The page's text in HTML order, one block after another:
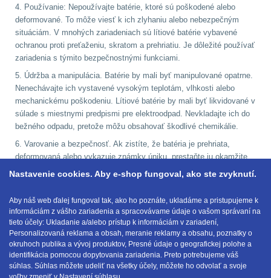
DOPLNKY K
ZBRANIAM(662)
Montáže na zbraň556
Montáže pro svítilny
18
Boční montáže11
Adaptéry a risery38
Montáže pro optiku
180
Montáže na hlaveň3
4. Používanie: Nepoužívajte batérie, ktoré sú poškodené alebo
deformované. To môže viesť k ich zlyhaniu alebo nebezpečným
situáciám. V mnohých zariadeniach sú lítiové batérie vybavené
ochranou proti preťaženiu, skratom a prehriatiu. Je dôležité používať
zariadenia s týmito bezpečnostnými funkciami.
5. Údržba a manipulácia. Batérie by mali byť manipulované opatrne.
Nenechávajte ich vystavené vysokým teplotám, vlhkosti alebo
mechanickému poškodeniu. Lítiové batérie by mali byť likvidované v
súlade s miestnymi predpismi pre elektroodpad. Nevkladajte ich do
bežného odpadu, pretože môžu obsahovať škodlivé chemikálie.
6. Varovanie a bezpečnosť. Ak zistíte, že batéria je prehriata,
deformovaná alebo vykazuje známky úniku, prestaňte ju okamžite
používať a bezpečne ju zlikvidujte. Pravidelne kontrolujte batérie a
Dodržiavaním týchto podmienok môžete zabezpečiť, že lítiové
batérie budú fungovať efektívne a bezpečne po dlhú dobu.
E-mail:obchod@anod.sk
Nastavenie cookies. Aby e-shop fungoval, ako ste zvyknutí.
Aby náš web ďalej fungoval tak, ako ho poznáte, ukladáme a pristupujeme k
informáciám z vášho zariadenia a spracovávame údaje o vašom správaní na
tieto účely: Ukladanie a/alebo prístup k informáciám v zariadení,
Personalizovaná reklama a obsah, meranie reklamy a obsahu, poznatky o
okruhoch publika a vývoj produktov, Presné údaje o geografickej polohe a
identifikácia pomocou dopytovania zariadenia. Preto potrebujeme váš
súhlas. Súhlas môžete udeliť na všetky účely, môžete ho odvolať a svoje